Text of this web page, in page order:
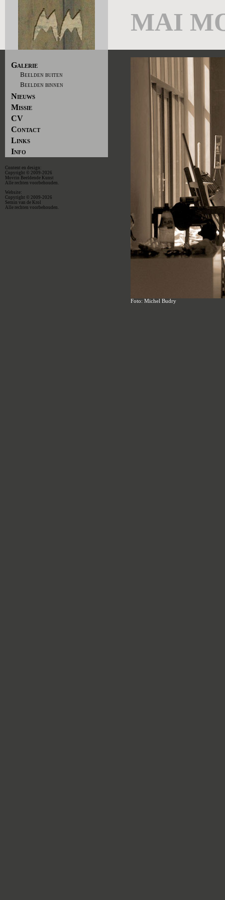
MAI
Galerie
Beelden buiten
Beelden binnen
Nieuws
Missie
CV
Contact
Links
Info
Content en design:
Copyright © 2009-2026
Movrin Beeldende Kunst
Alle rechten voorbehouden.
Website:
Copyright © 2009-2026
Sernin van de Krol
Alle rechten voorbehouden.
Foto: Michel Budry